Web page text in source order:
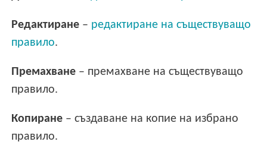
Редактиране – редактиране на съществуващо
правило.
Премахване – премахване на съществуващо
правило.
Копиране – създаване на копие на избрано
правило.